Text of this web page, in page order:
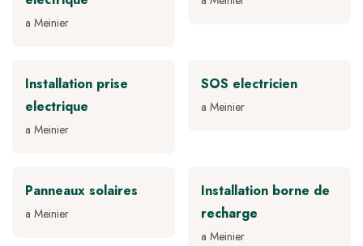
a Meinier
Installation prise
electrique
a Meinier
SOS electricien
a Meinier
Panneaux solaires
a Meinier
Installation borne de
recharge
a Meinier